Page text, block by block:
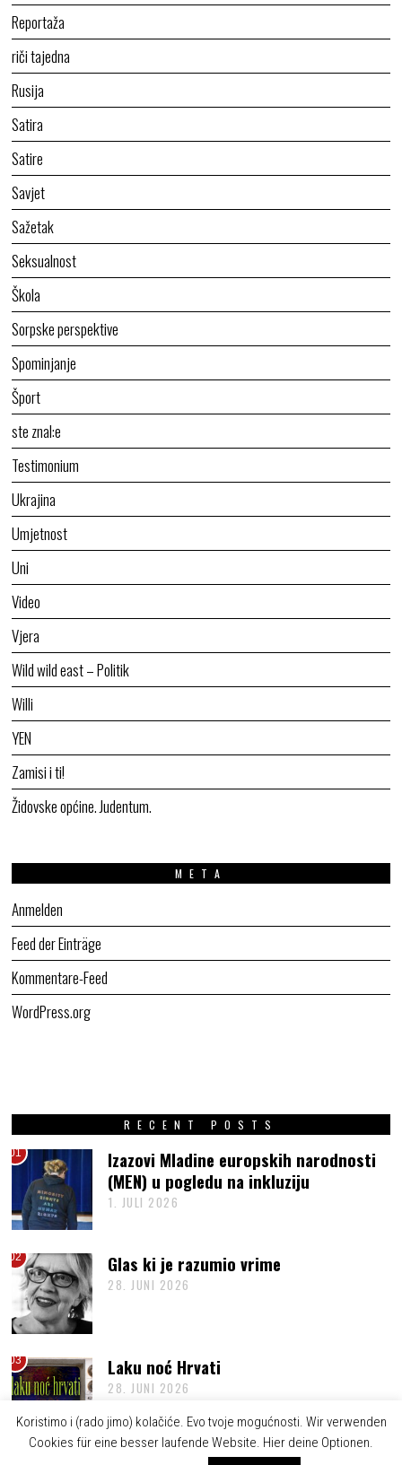
Reportaža
riči tajedna
Rusija
Satira
Satire
Savjet
Sažetak
Seksualnost
Škola
Sorpske perspektive
Spominjanje
Šport
ste znal:e
Testimonium
Ukrajina
Umjetnost
Uni
Video
Vjera
Wild wild east – Politik
Willi
YEN
Zamisi i ti!
Židovske općine. Judentum.
META
Anmelden
Feed der Einträge
Kommentare-Feed
WordPress.org
RECENT POSTS
01
Izazovi Mladine europskih narodnosti
(MEN) u pogledu na inkluziju
1. JULI 2026
02 Glas ki je razumio vrime
28. JUNI 2026
03 Laku noć Hrvati
28. JUNI 2026
Koristimo i (rado jimo) kolačiće. Evo tvoje mogućnosti. Wir verwenden
Cookies für eine besser laufende Website. Hier deine Optionen.